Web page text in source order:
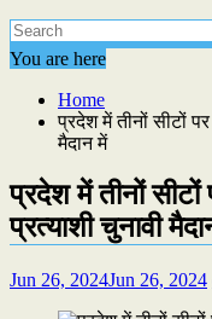
You are here
Home
प्रदेश में तीनों सीटों
मैदान में
प्रदेश में तीनों
प्रत्याशी चुनावी
Jun 26, 2024Jun 26, 2024